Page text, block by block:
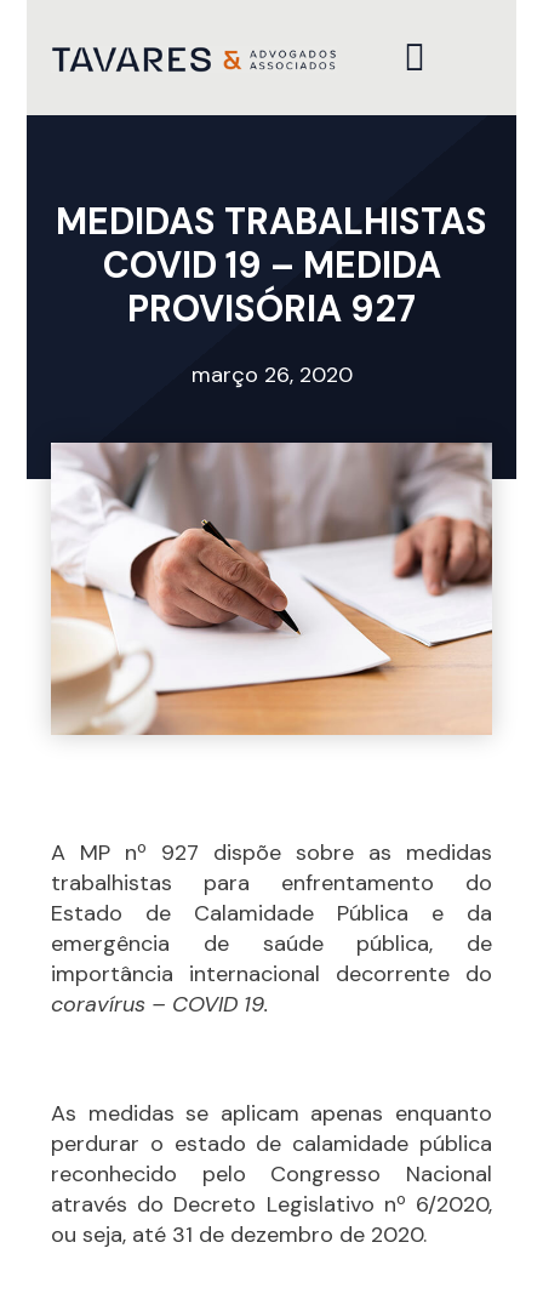
MEDIDAS TRABALHISTAS
COVID 19 – MEDIDA
PROVISÓRIA 927
março 26, 2020
A MP nº 927 dispõe sobre as medidas
trabalhistas para enfrentamento do
Estado de Calamidade Pública e da
emergência de saúde pública, de
importância internacional decorrente do
coravírus – COVID 19.
As medidas se aplicam apenas enquanto
perdurar o estado de calamidade pública
reconhecido pelo Congresso Nacional
através do Decreto Legislativo nº 6/2020,
ou seja, até 31 de dezembro de 2020.